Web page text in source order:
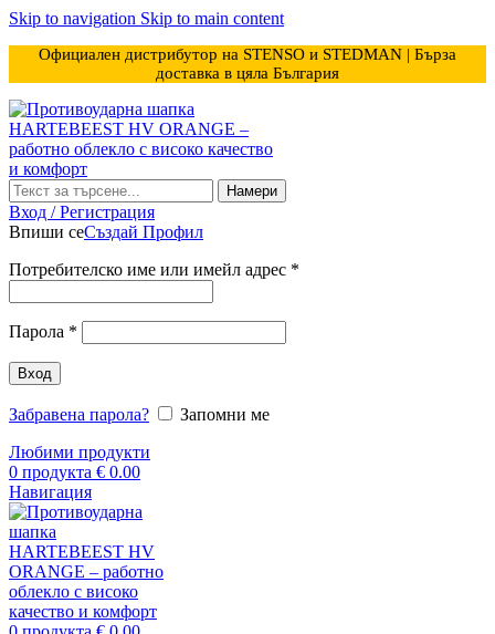
Skip to navigation Skip to main content
Официален дистрибутор на STENSO и STEDMAN | Бърза
доставка в цяла България
Намери
Вход / Регистрация
Впиши сеСъздай Профил
Потребителско име или имейл адрес *
Парола *
Вход
Забравена парола?
Запомни ме
Любими продукти
0 продукта € 0.00
Навигация